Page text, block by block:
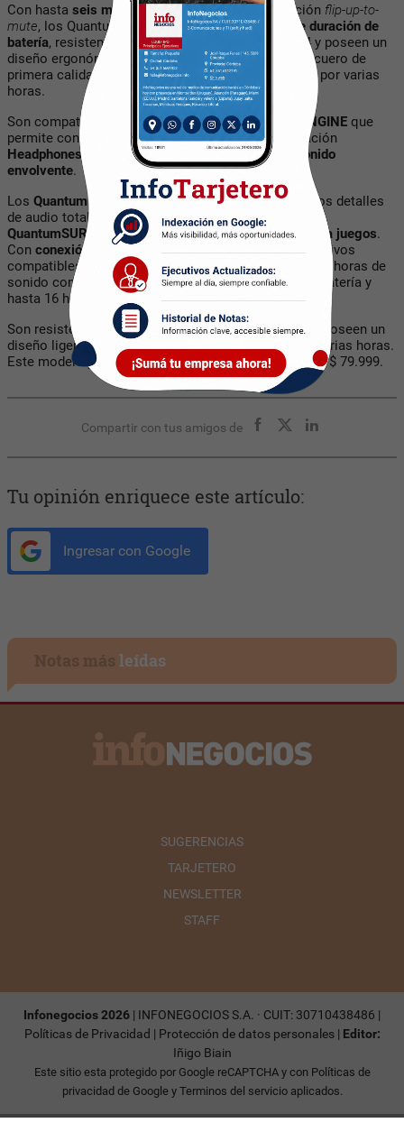
Con hasta seis micrófonoscon tecnología y función flip-up-to-
mute, los Quantum 910 brindan hasta42 horas de duración de
batería, resisten al agua conforme a la norma IPX4 y poseen un
diseño ergonómico de espumas viscoelásticas de cuero de
primera calidad que los hace cómodos para utilizar por varias
horas.
Son compatibles con la aplicaciónJBL QuantumENGINE que
permite controlar el sonido estéreo y con la aplicación
Headphones que permiteajustar el micrófono y sonido
envolvente.
Los Quantum TWS prometen hasta los más pequeños detalles
de audio totalmente nítidos. Además poseen
QuantumSURROUND, sonido envolvente espacial para juegos.
Con conexión de baja latenciaa 2,4 GHz para dispositivos
compatibles con eldongle USB-C incluido, brindan 24 horas de
sonido combinado (hasta 8 horas de duración de la batería y
hasta 16 horas en el estuche de carga).
Son resistentes al agua conforme a la norma IPX4
y poseen un
diseño ligero y cómodo para ser utilizados durante varias horas.
Este modelo ya tiene precio en el sitio oficial y es de $ 79.999.
Compartir con tus amigos de
Tu opinión enriquece este artículo:
Ingresar con Google
leídas
SUGERENCIAS
TARJETERO
NEWSLETTER
STAFF
Infonegocios 2026 | INFONEGOCIOS S.A. · CUIT: 30710438486 |
Políticas de Privacidad | Protección de datos personales| Editor:
Iñigo Biain
Este sitio esta protegido por Google reCAPTCHA y con Políticas de
privacidad de Googley Terminos del servicioaplicados.